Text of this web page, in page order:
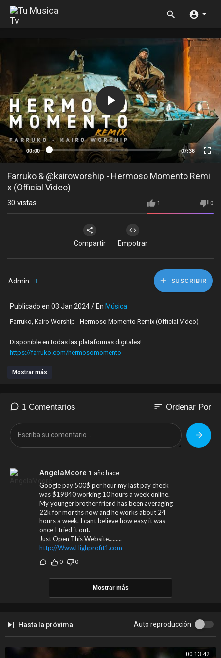
00:00 07:36
Farruko & @kairoworship - Hermoso Momento Remi
x (Official Video)
1 0
30 vistas
Compartir Empotrar
Admin SUSCRIBIR
Publicado en 03 Jan 2024 / En Música
Farruko, Kairo Worship - Hermoso Momento Remix (Official Video)
Disponible en todas las plataformas digitales!
https://farruko.com/hermosomomento
Sigueme en las redes sociales:
https://www.facebook.com/Farru....koOfficial/?ref=br_r
Farruko (@FarrukoOfficial) | Twitter:
https://twitter.com/FarrukoOfficial
Farruko | Instagram
https://www.instagram.com/farrukoofficial/?hl=en
©: 2023 Carbon Fiber Music, Inc.
Mostrar más
1 Comentarios sort Ordenar Por
AngelaMoore 1 año hace
Google pay 500$ per hour my last pay check
was $19840 working 10 hours a week online.
My younger brother friend has been averaging
22k for months now and he works about 24
hours a week. I cant believe how easy it was
once I tried it out.
Just Open This Website.........
http://Www.Highprofit1.com
0 0
Mostrar más
Hasta la próxima Auto reproducción
00:13:42